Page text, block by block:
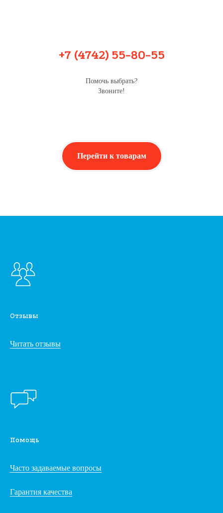
+7 (4742) 55-80-55
Помочь выбрать?
Звоните!
Перейти к товарам
Отзывы
Читать отзывы
Помощь
Часто задаваемые вопросы
Гарантия качества